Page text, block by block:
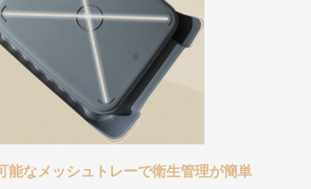
能なメッシュトレーで衛生管理が簡単